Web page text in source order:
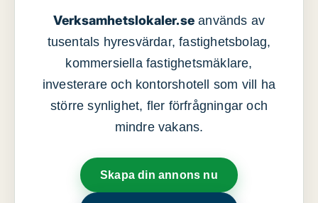
Verksamhetslokaler.se används av
tusentals hyresvärdar, fastighetsbolag,
kommersiella fastighetsmäklare,
investerare och kontorshotell som vill ha
större synlighet, fler förfrågningar och
mindre vakans.
Skapa din annons nu